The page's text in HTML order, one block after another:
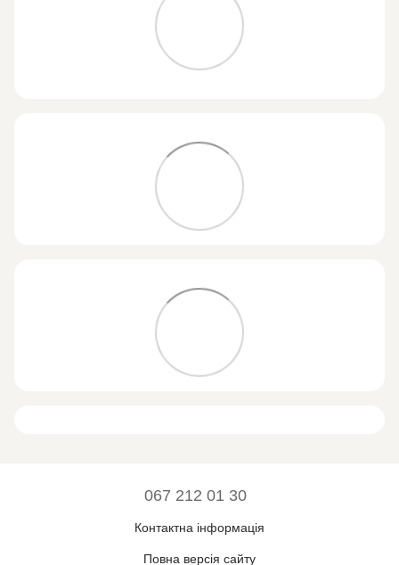
067 212 01 30
Контактна інформація
Повна версія сайту